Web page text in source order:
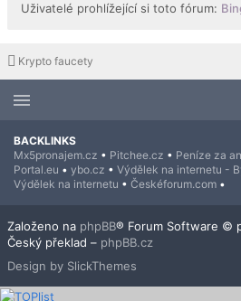
Uživatelé prohlížející si toto fórum:
Krypto faucety
BACKLINKS
Mx5pronajem.cz • Pitchee.cz • Peníze za
Portal.eu • ybo.cz • Výdělek na internetu -
Výdělek na internetu • Českéforum.com •
Založeno na phpBB® Forum Software ©
Český překlad – phpBB.cz
Design by SlickThemes